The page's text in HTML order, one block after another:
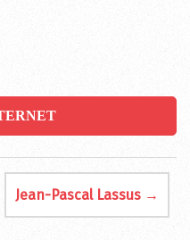
Jean-Pascal Lassus →